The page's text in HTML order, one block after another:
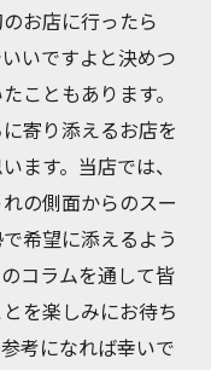
お店に行ったら
いですよと決めつ
こともあります。
寄り添えるお店を
ます。当店では、
の側面からのスー
希望に添えるよう
コラムを通して皆
を楽しみにお待ち
考になれば幸いで